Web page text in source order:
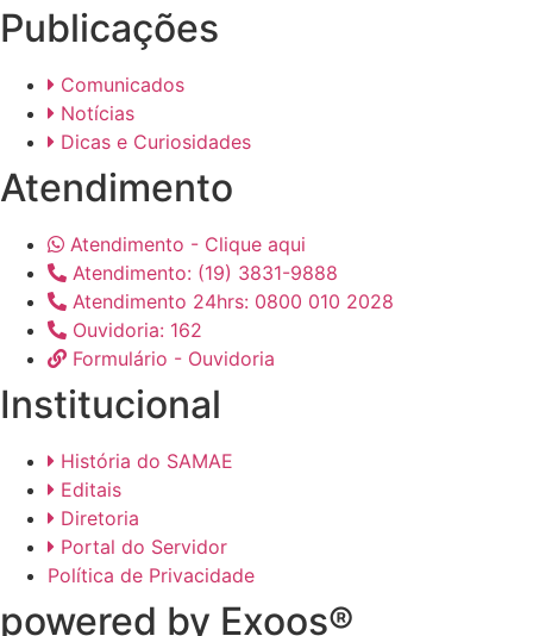
Publicações
Comunicados
Notícias
Dicas e Curiosidades
Atendimento
Atendimento - Clique aqui
Atendimento: (19) 3831-9888
Atendimento 24hrs: 0800 010 2028
Ouvidoria: 162
Formulário - Ouvidoria
Institucional
História do SAMAE
Editais
Diretoria
Portal do Servidor
Política de Privacidade
powered by Exoos®